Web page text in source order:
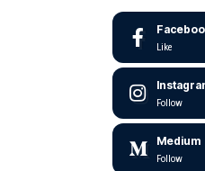
Like
Follow
Medium
Follow